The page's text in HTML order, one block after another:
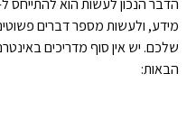
מידע, ולעשות מספר דברים
שלכם. יש אין סוף מדריכים
הבאות: